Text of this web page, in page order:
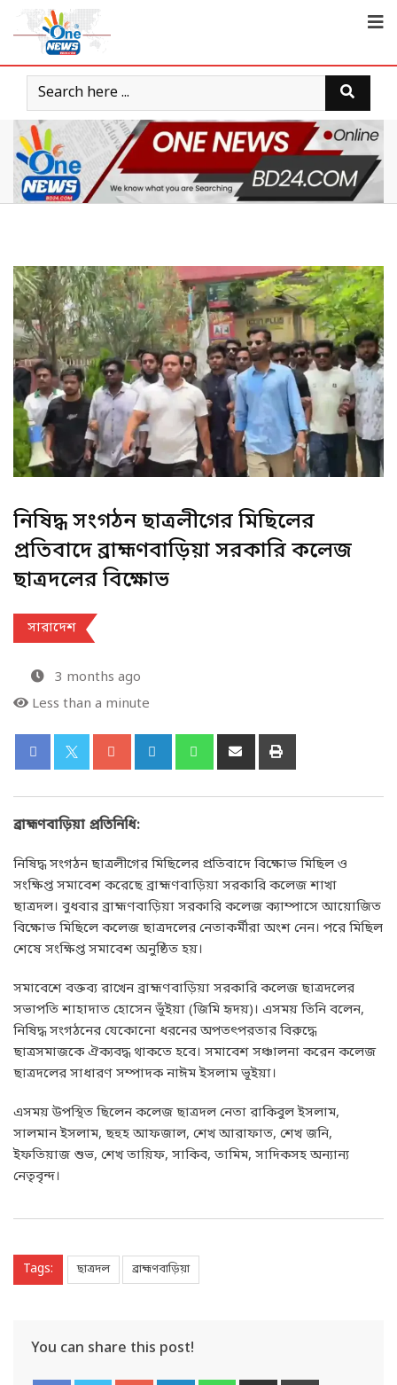
নিষিদ্ধ সংগঠন ছাত্রলীগের মিছিলের
প্রতিবাদে ব্রাহ্মণবাড়িয়া সরকারি কলেজ
ছাত্রদলের বিক্ষোভ
সারাদেশ
3 months ago
Less than a minute
ব্রাহ্মণবাড়িয়া প্রতিনিধি:
নিষিদ্ধ সংগঠন ছাত্রলীগের মিছিলের প্রতিবাদে বিক্ষোভ মিছিল ও
সংক্ষিপ্ত সমাবেশ করেছে ব্রাহ্মণবাড়িয়া সরকারি কলেজ শাখা
ছাত্রদল। বুধবার ব্রাহ্মণবাড়িয়া সরকারি কলেজ ক্যাম্পাসে আয়োজিত
বিক্ষোভ মিছিলে কলেজ ছাত্রদলের নেতাকর্মীরা অংশ নেন। পরে মিছিল
শেষে সংক্ষিপ্ত সমাবেশ অনুষ্ঠিত হয়।
সমাবেশে বক্তব্য রাখেন ব্রাহ্মণবাড়িয়া সরকারি কলেজ ছাত্রদলের
সভাপতি শাহাদাত হোসেন ভূঁইয়া (জিমি হৃদয়)। এসময় তিনি বলেন,
নিষিদ্ধ সংগঠনের যেকোনো ধরনের অপতৎপরতার বিরুদ্ধে
ছাত্রসমাজকে ঐক্যবদ্ধ থাকতে হবে। সমাবেশ সঞ্চালনা করেন কলেজ
ছাত্রদলের সাধারণ সম্পাদক নাঈম ইসলাম ভূইয়া।
এসময় উপস্থিত ছিলেন কলেজ ছাত্রদল নেতা রাকিবুল ইসলাম,
সালমান ইসলাম, ছহুহ আফজাল, শেখ আরাফাত, শেখ জনি,
ইফতিয়াজ শুভ, শেখ তায়িফ, সাকিব, তামিম, সাদিকসহ অন্যান্য
নেতৃবৃন্দ।
Tags: ছাত্রদল ব্রাহ্মণবাড়িয়া
You can share this post!